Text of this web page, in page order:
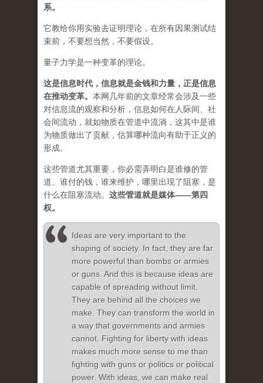
系。
它教给你用实验去证明理论，在所有因果测试结
束前，不要想当然，不要假设。
量子力学是一种变革的理论。
这是信息时代，信息就是金钱和力量，正是信息
在推动变革。 本网几年前的文章经常会涉及一些
对信息流的观察和分析，信息如何在人际间、社
会间流动，就如物质在管道中流淌，这其中是谁
为物质做出了贡献，估算哪种流向有助于正义的
形成。
这些管道尤其重要，你必需弄明白是谁修的管
道、谁付的钱，谁来维护，哪里出现了阻塞，是
什么在阻塞流动。 这些管道就是媒体——第四
权。
Ideas are very important to the
shaping of society. In fact, they are far
more powerful than bombs or armies
or guns. And this is because ideas are
capable of spreading without limit.
They are behind all the choices we
make. They can transform the world in
a way that governments and armies
cannot. Fighting for liberty with ideas
makes much more sense to me than
fighting with guns or politics or political
power. With ideas, we can make real